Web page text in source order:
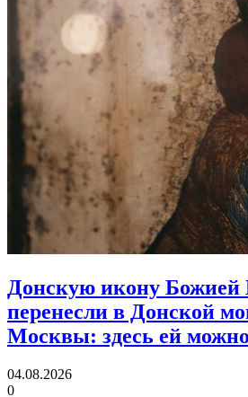
Донскую икону Божией
перенесли в Донской
Москвы: здесь ей
04.08.2026
0